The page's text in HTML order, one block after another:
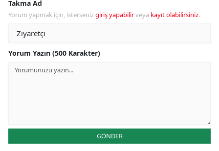
Takma Ad
Yorum yapmak için, istersenizgiriş yapabilirveya kayıt olabilirsiniz.
Yorum Yazın (500 Karakter)
GÖNDER